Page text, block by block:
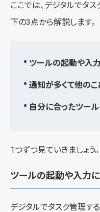
ここでは、デジタルでタ
下の3点から解説します。
ツールの起動や入
通知が多くて他の
自分に合ったツー
1つずつ見ていきましょう。
ツールの起動や入力
デジタルでタスク管理す